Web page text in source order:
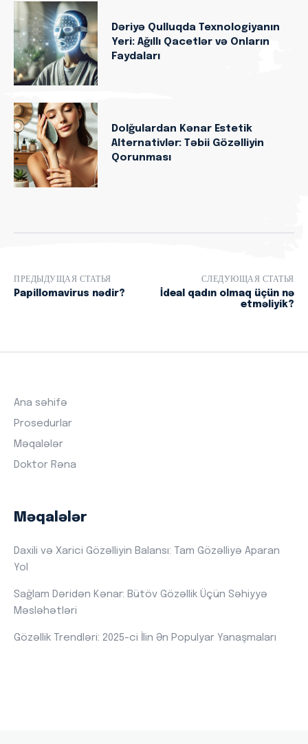
Dəriyə Qulluqda Texnologiyanın
Yeri: Ağıllı Qacetlər və Onların
Faydaları
Dolğulardan Kənar Estetik
Alternativlər: Təbii Gözəlliyin
Qorunması
ПРЕДЫДУЩАЯ СТАТЬЯ
Papillomavirus nədir?
СЛЕДУЮЩАЯ СТАТЬЯ
İdeal qadın olmaq üçün nə
etməliyik?
Ana səhifə
Prosedurlar
Məqalələr
Doktor Rəna
Məqalələr
Daxili və Xarici Gözəlliyin Balansı: Tam Gözəlliyə Aparan
Yol
Sağlam Dəridən Kənar: Bütöv Gözəllik Üçün Səhiyyə
Məsləhətləri
Gözəllik Trendləri: 2025-ci İlin Ən Populyar Yanaşmaları